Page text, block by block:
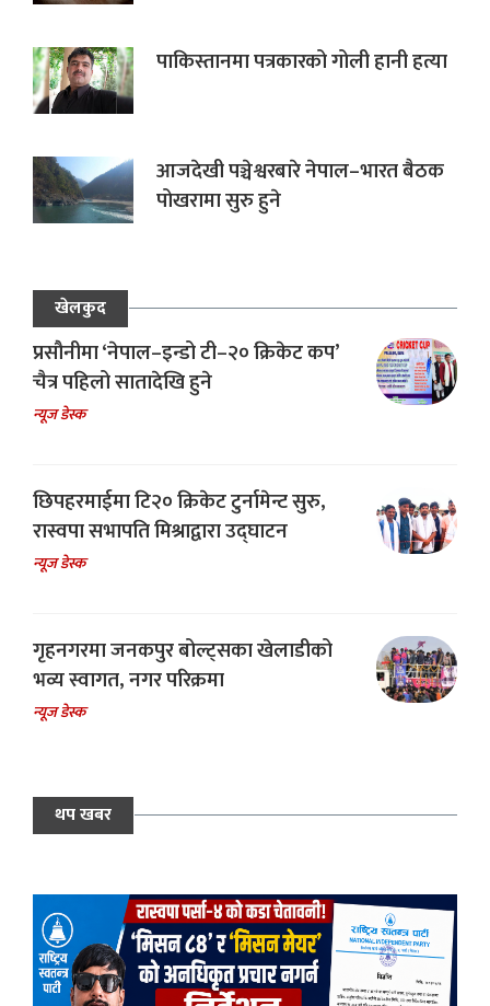
पाकिस्तानमा पत्रकारको गोली हानी हत्या
आजदेखी पञ्चेश्वरबारे नेपाल–भारत बैठक
पोखरामा सुरु हुने
खेलकुद
प्रसौनीमा ‘नेपाल–इन्डो टी–२० क्रिकेट कप’
चैत्र पहिलो सातादेखि हुने
न्यूज डेस्क
छिपहरमाईमा टि२० क्रिकेट टुर्नामेन्ट सुरु,
रास्वपा सभापति मिश्राद्वारा उद्घाटन
न्यूज डेस्क
गृहनगरमा जनकपुर बोल्ट्सका खेलाडीको
भव्य स्वागत, नगर परिक्रमा
न्यूज डेस्क
थप खबर